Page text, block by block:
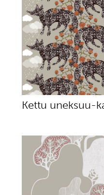
Kettu uneksuu-